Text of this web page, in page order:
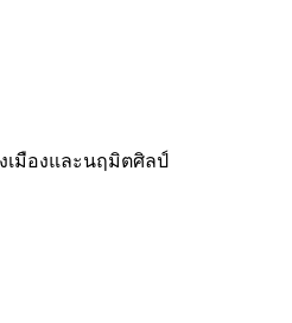
มืองและนฤมิตศิลป์